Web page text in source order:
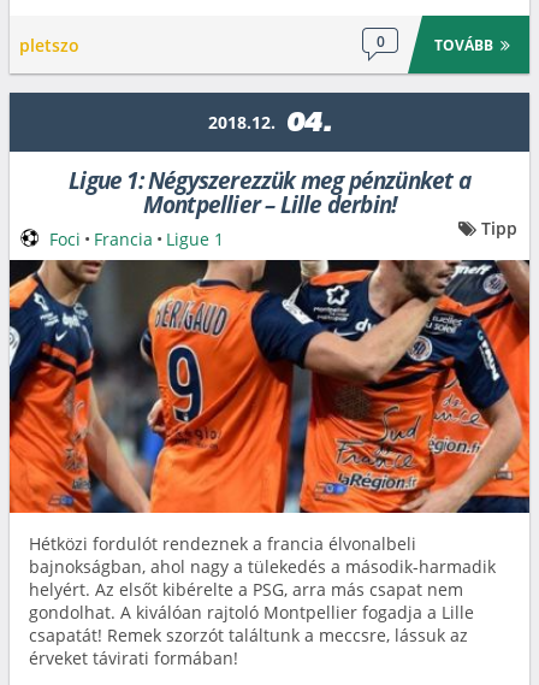
pletszo 0 TOVÁBB
2018.12. 04.
Ligue 1: Négyszerezzük meg pénzünket a
Montpellier – Lille derbin!
Hétközi fordulót rendeznek a francia élvonalbeli
bajnokságban, ahol nagy a tülekedés a második-harmadik
helyért. Az elsőt kibérelte a PSG, arra más csapat nem
gondolhat. A kiválóan rajtoló Montpellier fogadja a Lille
csapatát! Remek szorzót találtunk a meccsre, lássuk az
érveket távirati formában!
Foci • Francia • Ligue 1 Tipp